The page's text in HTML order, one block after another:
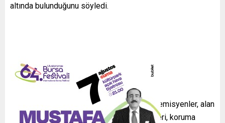
altında bulunduğunu söyledi.
Katılımcılar arasında yerel yöneticiler, akademisyenler, alan
başkanlığı uzmanları, sivil toplum temsilcileri, koruma